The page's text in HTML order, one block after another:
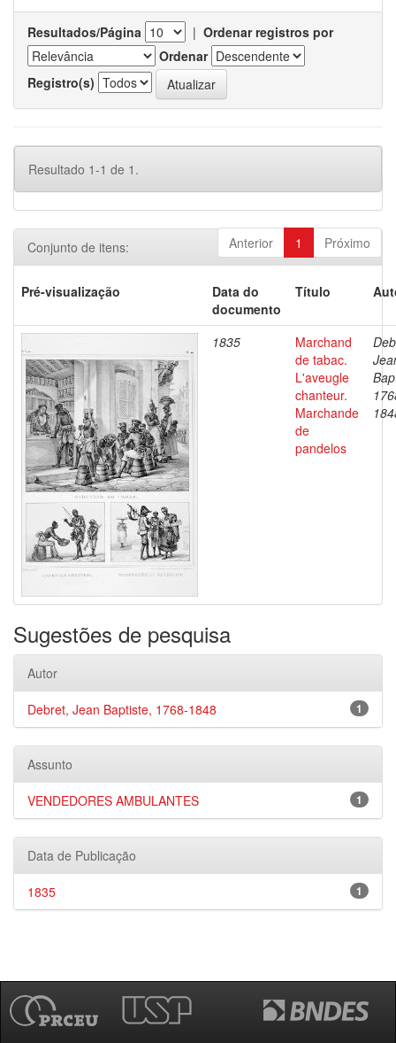
Resultados/Página | Ordenar registros por
Ordenar
Registro(s)
Resultado 1-1 de 1.
Anterior 1 Próximo
Conjunto de itens:
Pré-visualização
Data do
documento
Título
1835
Marchand
de tabac.
L'aveugle
chanteur.
Marchande
de
pandelos
Sugestões de pesquisa
Autor
1
Debret, Jean Baptiste, 1768-1848
Assunto
1
VENDEDORES AMBULANTES
Data de Publicação
1
1835